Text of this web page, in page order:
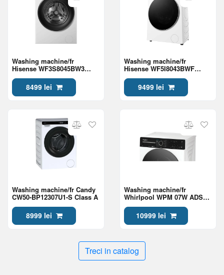
Washing machine/fr
Hisense WF3S8045BW3
8499 lei
Washing machine/fr
Hisense WF5I8043BWF
9499 lei
Washing machine/fr Candy
CW50-BP12307U1-S Class A
8999 lei
Washing machine/fr
Whirlpool WPM 07W ADS
10999 lei
Treci in catalog